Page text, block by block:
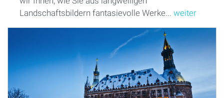
Landschaftsbildern fantasievolle Werke... weiter